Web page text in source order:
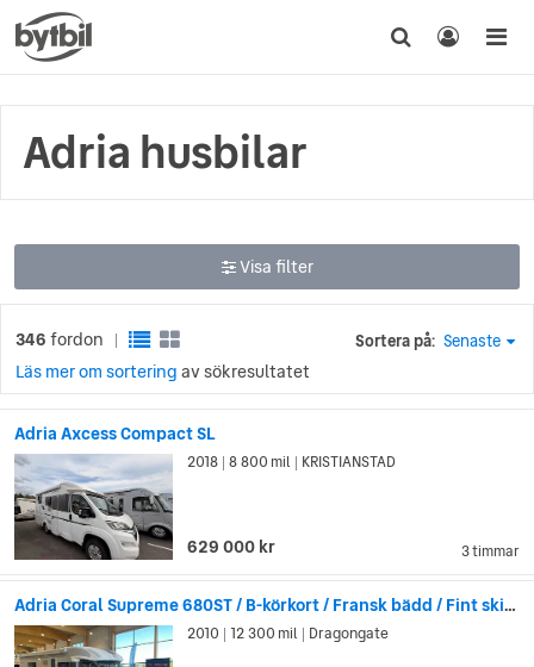
Adria husbilar
Visa filter
346 fordon Sortera på: Senaste
Läs mer om sortering av sökresultatet
Adria Axcess Compact SL
3 timmar
2018 8 800 mil KRISTIANSTAD
629 000 kr
Adria Coral Supreme 680ST / B-körkort / Fransk bädd / Fint skick
2010 12 300 mil Dragongate